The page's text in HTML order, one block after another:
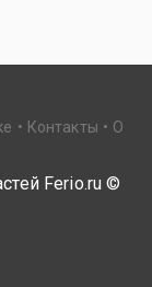
Контакты
О
Ferio.ru ©